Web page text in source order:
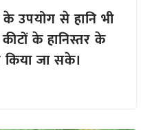
उपयोग से हानि भी
के हानिस्तर के
जा सके।